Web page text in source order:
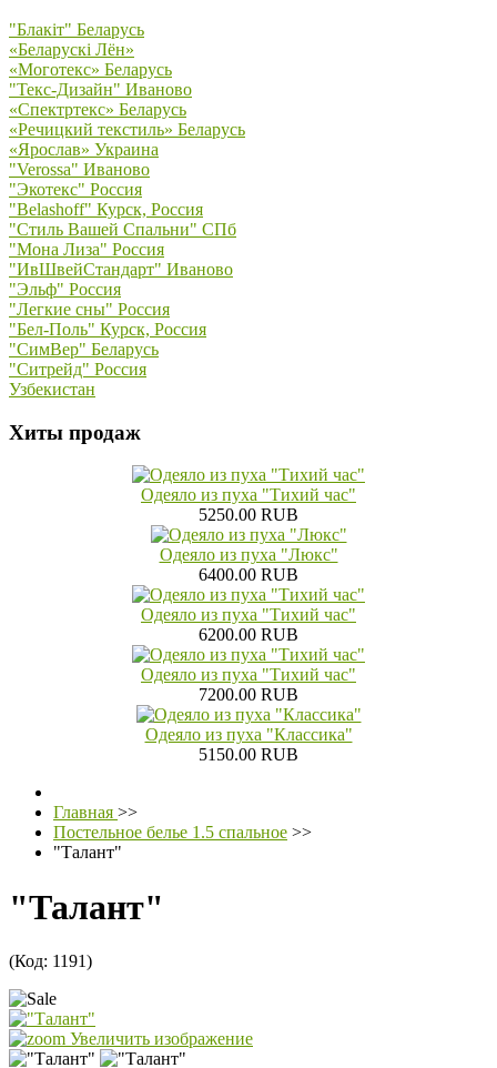
"Блакiт" Беларусь
«Беларускi Лён»
«Моготекс» Беларусь
"Текс-Дизайн" Иваново
«Спектртекс» Беларусь
«Речицкий текстиль» Беларусь
«Ярослав» Украина
"Verossa" Иваново
"Экотекс" Россия
"Belashoff" Курск, Россия
"Стиль Вашей Спальни" СПб
"Мона Лиза" Россия
"ИвШвейСтандарт" Иваново
"Эльф" Россия
"Легкие сны" Россия
"Бел-Поль" Курск, Россия
"СимВер" Беларусь
"Ситрейд" Россия
Узбекистан
Хиты продаж
Одеяло из пуха "Тихий час"
5250.00 RUB
Одеяло из пуха "Люкс"
6400.00 RUB
Одеяло из пуха "Тихий час"
6200.00 RUB
Одеяло из пуха "Тихий час"
7200.00 RUB
Одеяло из пуха "Классика"
5150.00 RUB
Главная >>
Постельное белье 1.5 спальное >>
"Талант"
"Талант"
(Код: 1191)
Увеличить изображение